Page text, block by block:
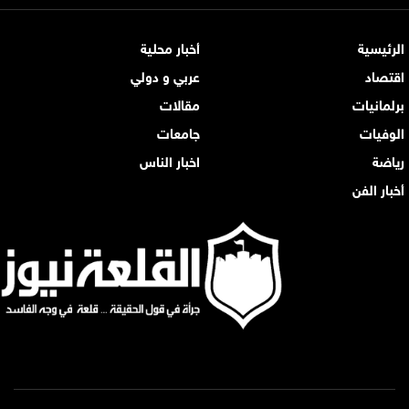
الرئيسية
أخبار محلية
اقتصاد
عربي و دولي
برلمانيات
مقالات
الوفيات
جامعات
رياضة
اخبار الناس
أخبار الفن